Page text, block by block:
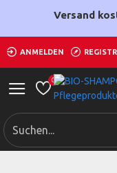
Versand
ANMELDEN
0